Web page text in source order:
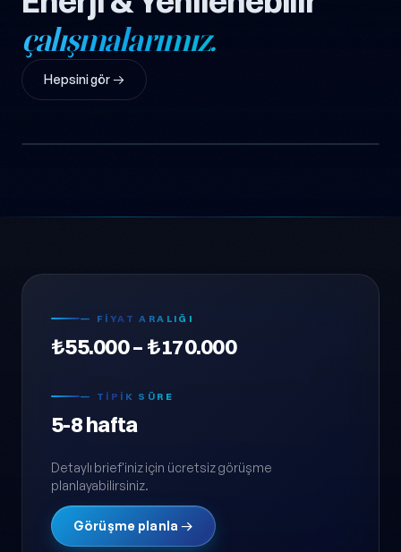
çalışmalarımız.
Hepsini gör →
Konya Tarımsal Solar EPC
— FIYAT ARALIĞI
₺55.000 – ₺170.000
— TIPIK SÜRE
5-8 hafta
Detaylı brief'iniz için ücretsiz görüşme
planlayabilirsiniz.
Görüşme planla →